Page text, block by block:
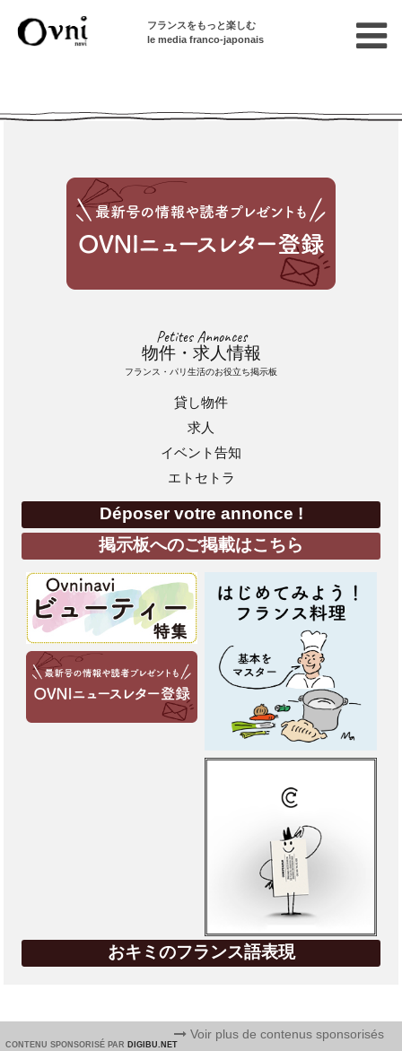
フランスをもっと楽しむ
le media franco-japonais
Petites Annonces
物件・求人情報
フランス・パリ生活のお役立ち掲示板
貸し物件
求人
イベント告知
エトセトラ
Déposer votre annonce !
掲示板へのご掲載はこちら
おキミのフランス語表現
CONTENU SPONSORISÉ PAR DIGIBU.NET
Voir plus de contenus sponsorisés